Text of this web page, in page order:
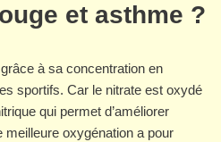
et asthme ?
à sa concentration en
sportifs. Car le nitrate est oxydé
qui permet d’améliorer
meilleure oxygénation a pour